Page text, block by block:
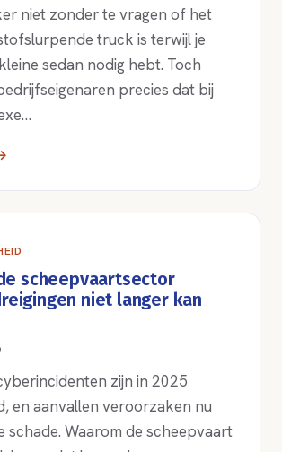
niet zonder te vragen of het
truck is terwijl je
sedan nodig hebt. Toch
precies dat bij
scheepvaartsector
niet langer kan
zijn in 2025
en aanvallen veroorzaken nu
schade. Waarom de scheepvaart